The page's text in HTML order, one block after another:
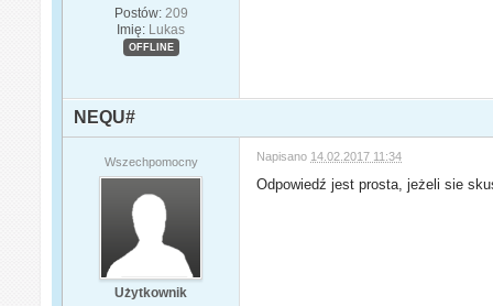
Postów: 209
Imię: Lukas
OFFLINE
NEQU#
Wszechpomocny
Użytkownik
Napisano 14.02.2017 11:34
Odpowiedź jest prosta, jeżeli sie